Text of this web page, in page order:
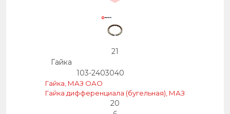
21
Гайка
103-2403040
Гайка, МАЗ ОАО
Гайка дифференциала (бугельная), МАЗ
20